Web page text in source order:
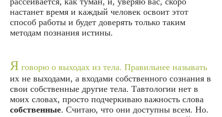
настанет время и каждый человек освоит этот
способ работы и будет доверять только таким
методам познания истины.
Я говорю о выходах из тела. Правильнее называть
их не выходами, а входами собственного сознания в
свои собственные другие тела. Тавтологии нет в
моих словах, просто подчеркиваю важность слова
собственные. Считаю, что они доступны всем. Но.